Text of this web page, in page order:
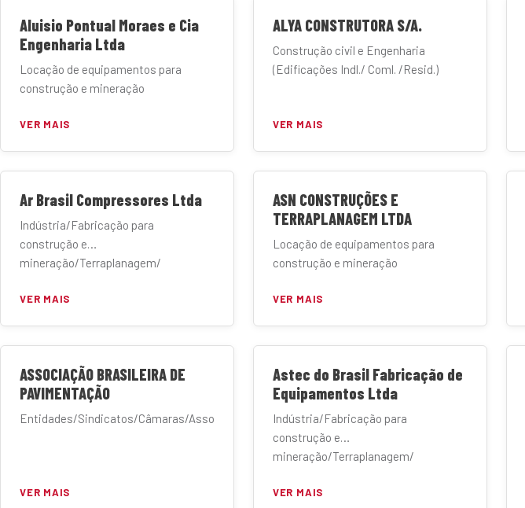
Aluisio Pontual Moraes e Cia
Engenharia Ltda
Locação de equipamentos para
construção e mineração
VER MAIS
ALYA CONSTRUTORA S/A.
Construção civil e Engenharia
(Edificações Indl./ Coml. /Resid.)
VER MAIS
Ar Brasil Compressores Ltda
Indústria/Fabricação para
construção e
mineração/Terraplanagem/
VER MAIS
ASN CONSTRUÇÕES E
TERRAPLANAGEM LTDA
Locação de equipamentos para
construção e mineração
VER MAIS
ASSOCIAÇÃO BRASILEIRA DE
PAVIMENTAÇÃO
Entidades/Sindicatos/Câmaras/Associações
VER MAIS
Astec do Brasil Fabricação de
Equipamentos Ltda
Indústria/Fabricação para
construção e
mineração/Terraplanagem/
VER MAIS